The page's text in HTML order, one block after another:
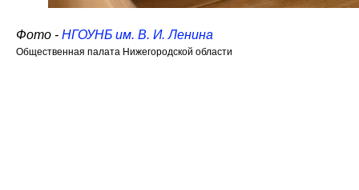
Фото - НГОУНБ им. В. И. Ленина
Общественная палата Нижегородской области